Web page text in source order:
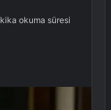
okuma süresi